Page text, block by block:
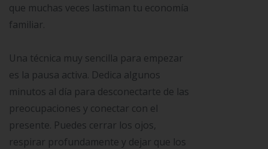
que muchas veces lastiman tu economía
familiar.
Una técnica muy sencilla para empezar
es la pausa activa. Dedica algunos
minutos al día para desconectarte de las
preocupaciones y conectar con el
presente. Puedes cerrar los ojos,
respirar profundamente y dejar que los